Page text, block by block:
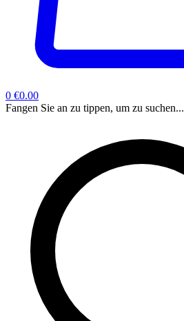
0 €0.00
Fangen Sie an zu tippen, um zu suchen...